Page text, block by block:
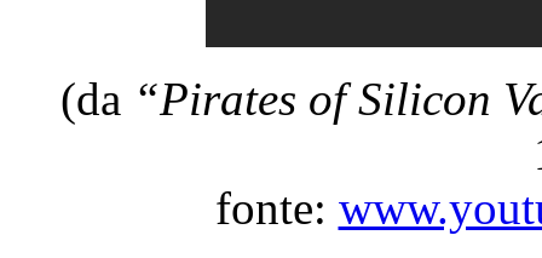
(da “Pirates of Silicon
fonte: